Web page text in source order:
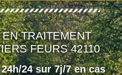
TRAITEMENT
FEURS 42110
24 sur 7j/7 en cas